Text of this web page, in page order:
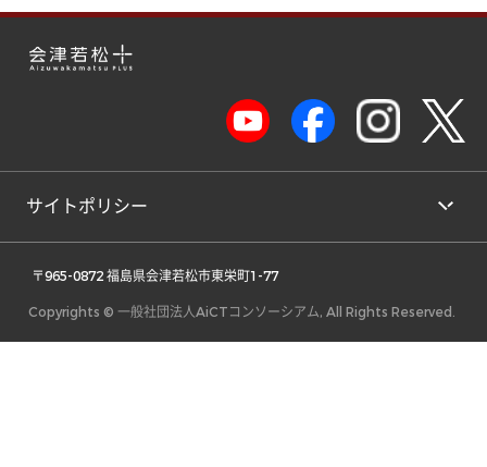
サイトポリシー
〒965-0872 福島県会津若松市東栄町1-77
Copyrights © 一般社団法人AiCTコンソーシアム, All Rights Reserved.